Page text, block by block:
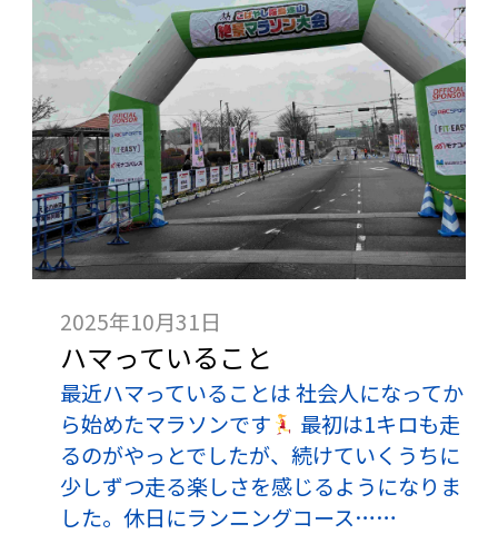
2025年10月31日
ハマっていること
最近ハマっていることは 社会人になってか
ら始めたマラソンです
最初は1キロも走
るのがやっとでしたが、続けていくうちに
少しずつ走る楽しさを感じるようになりま
した。休日にランニングコース……